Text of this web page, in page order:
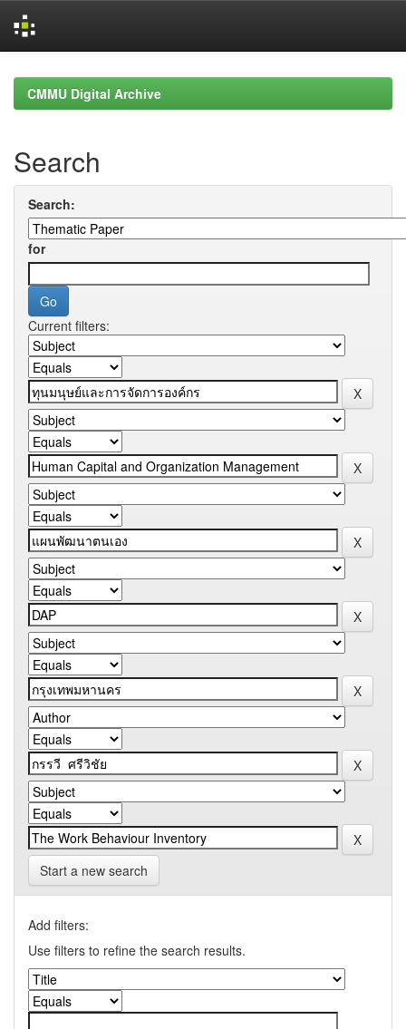
navigationCMMU Digital Archive
Search
Search:
for
Current filters:
Start a new search
Add filters:
Use filters to refine the search results.